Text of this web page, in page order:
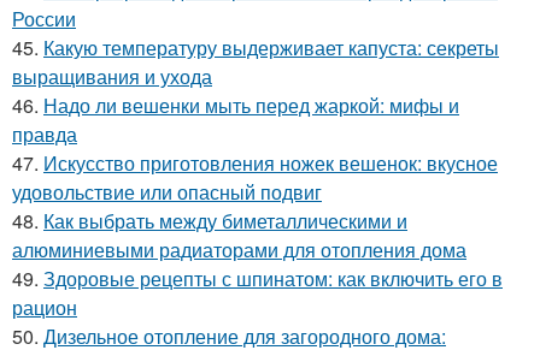
России
45. Какую температуру выдерживает капуста: секреты
выращивания и ухода
46. Надо ли вешенки мыть перед жаркой: мифы и
правда
47. Искусство приготовления ножек вешенок: вкусное
удовольствие или опасный подвиг
48. Как выбрать между биметаллическими и
алюминиевыми радиаторами для отопления дома
49. Здоровые рецепты с шпинатом: как включить его в
рацион
50. Дизельное отопление для загородного дома: